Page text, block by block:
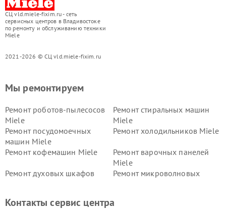
СЦ vld.miele-fixim.ru - сеть
сервисных центров в Владивостоке
по ремонту и обслуживанию техники
Miele
2021-2026 © СЦ vld.miele-fixim.ru
Мы ремонтируем
Ремонт роботов-пылесосов
Miele
Ремонт стиральных машин
Miele
Ремонт посудомоечных
машин Miele
Ремонт холодильников Miele
Ремонт кофемашин Miele
Ремонт варочных панелей
Miele
Ремонт духовых шкафов
Ремонт микроволновых
Miele
Контакты сервис центра